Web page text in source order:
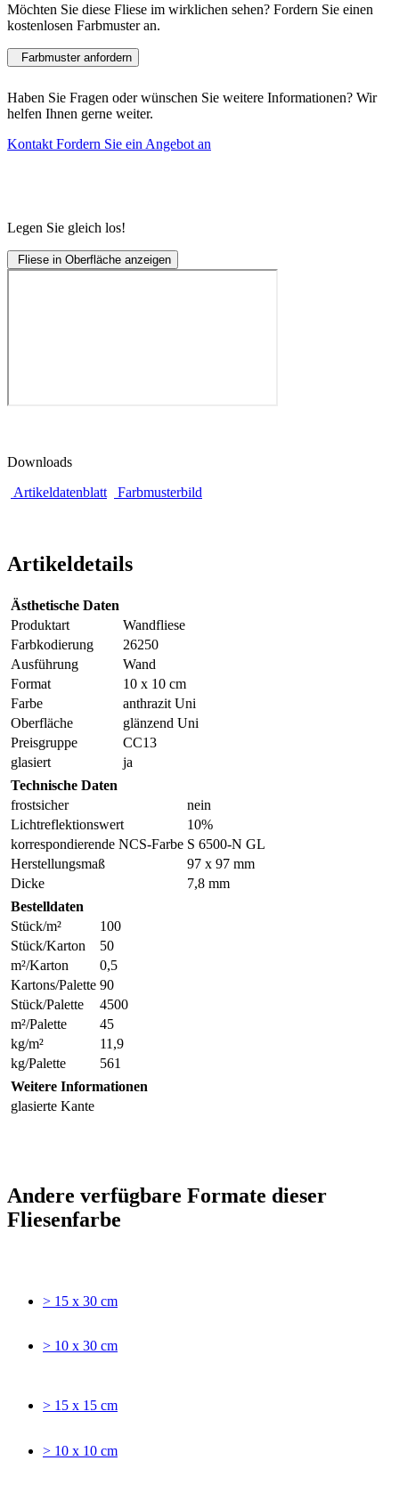
Möchten Sie diese Fliese im wirklichen sehen? Fordern Sie einen
kostenlosen Farbmuster an.
Farbmuster anfordern
Haben Sie Fragen oder wünschen Sie weitere Informationen? Wir
helfen Ihnen gerne weiter.
Kontakt Fordern Sie ein Angebot an
Legen Sie gleich los!
Fliese in Oberfläche anzeigen
Downloads
Artikeldatenblatt
Farbmusterbild
Artikeldetails
Ästhetische Daten
Produktart
Wandfliese
Farbkodierung
26250
Ausführung
Wand
Format
10 x 10 cm
Farbe
anthrazit Uni
Oberfläche
glänzend Uni
Preisgruppe
CC13
glasiert
ja
Technische Daten
frostsicher
nein
Lichtreflektionswert
10%
korrespondierende NCS-Farbe S 6500-N GL
Herstellungsmaß
97 x 97 mm
Dicke
7,8 mm
Bestelldaten
Stück/m²
100
Stück/Karton
50
m²/Karton
0,5
Kartons/Palette 90
Stück/Palette
4500
m²/Palette
45
kg/m²
11,9
kg/Palette
561
Weitere Informationen
glasierte Kante
Andere verfügbare Formate dieser
Fliesenfarbe
> 15 x 30 cm
> 10 x 30 cm
> 15 x 15 cm
> 10 x 10 cm